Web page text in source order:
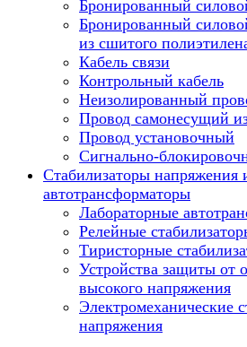
Бронированный
Бронированный
из сшитого
Кабель связи
Контрольный кабель
Неизолированный
Провод самонесущий
Провод установочный
Сигнально-
Стабилизаторы напряжения
автотрансформаторы
Лабораторные
Релейные
Тиристорные
Устройства защиты от
высокого напряжения
Электромеханические
напряжения